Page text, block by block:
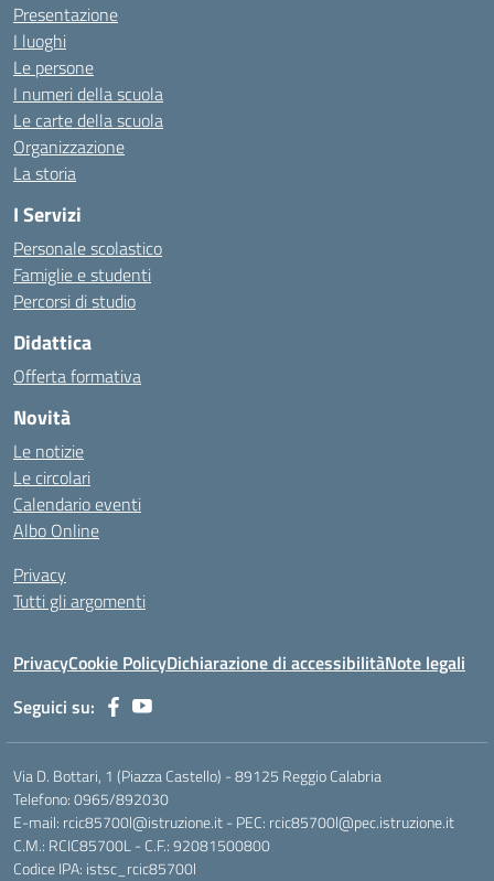
Presentazione
I luoghi
Le persone
I numeri della scuola
Le carte della scuola
Organizzazione
La storia
I Servizi
Personale scolastico
Famiglie e studenti
Percorsi di studio
Didattica
Offerta formativa
Novità
Le notizie
Le circolari
Calendario eventi
Albo Online
Privacy
Tutti gli argomenti
PrivacyCookie PolicyDichiarazione di accessibilitàNote legali
Seguici su:
Via D. Bottari, 1 (Piazza Castello) - 89125 Reggio Calabria
Telefono: 0965/892030
E-mail: rcic85700l@istruzione.it - PEC: rcic85700l@pec.istruzione.it
C.M.: RCIC85700L - C.F.: 92081500800
Codice IPA: istsc_rcic85700l